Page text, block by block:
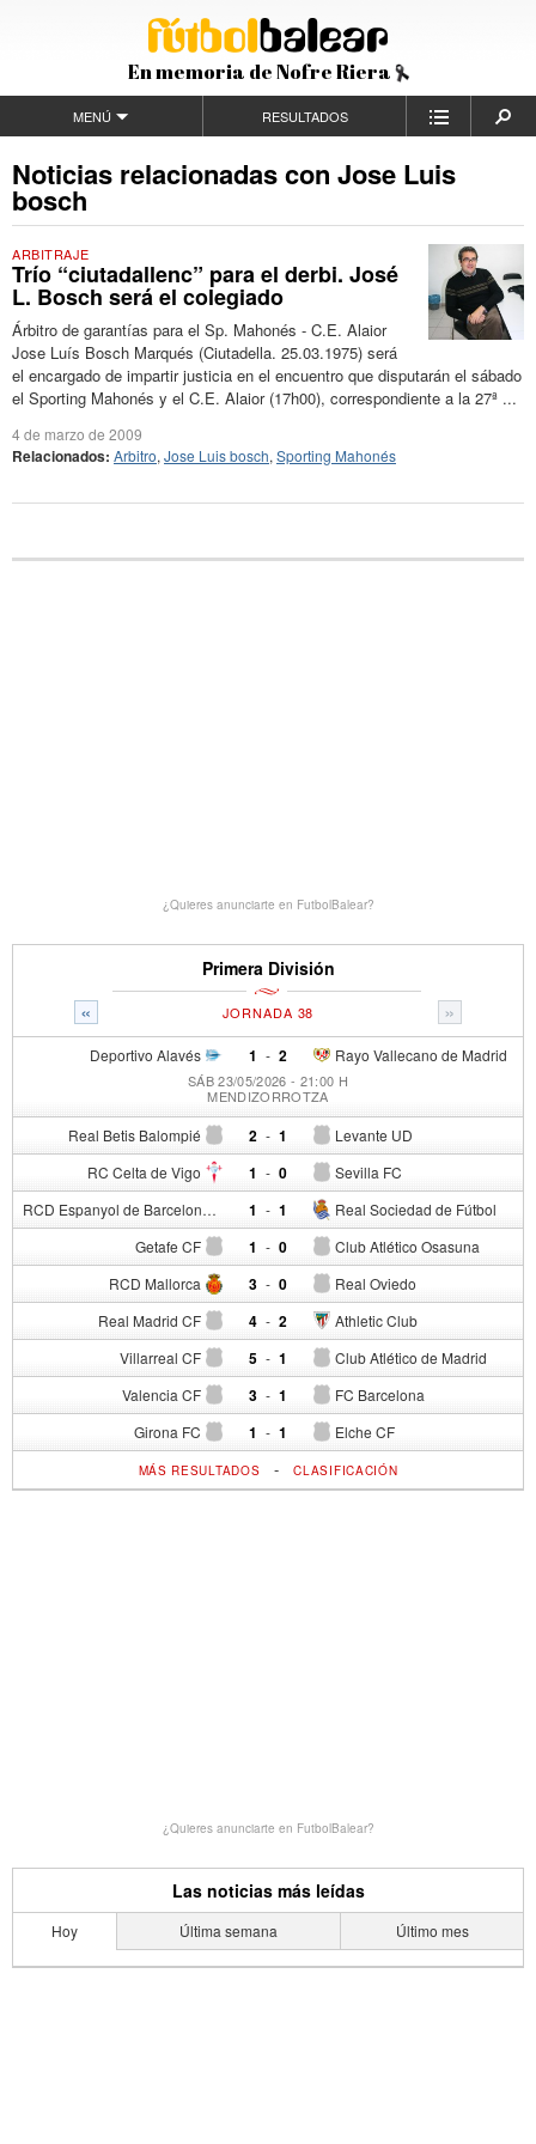
En memoria de Nofre Riera
MENÚ RESULTADOS
Noticias relacionadas con Jose Luis
bosch
ARBITRAJE
Trío “ciutadallenc” para el derbi. José
L. Bosch será el colegiado
Árbitro de garantías para el Sp. Mahonés - C.E. Alaior
Jose Luís Bosch Marqués (Ciutadella. 25.03.1975) será
el encargado de impartir justicia en el encuentro que disputarán el sábado
el Sporting Mahonés y el C.E. Alaior (17h00), correspondiente a la 27ª ...
4 de marzo de 2009
Relacionados: Arbitro, Jose Luis bosch, Sporting Mahonés
¿Quieres anunciarte en FutbolBalear?
Primera División
« »
JORNADA 38
Deportivo Alavés 1 - Rayo Vallecano de Madrid
2
SÁB 23/05/2026 - 21:00 H
MENDIZORROTZA
Real Betis Balompié 2 - Levante UD
1
RC Celta de Vigo 1 - Sevilla FC
0
RCD Espanyol de Barcelona 1 - Real Sociedad de Fútbol
1
Getafe CF 1 - Club Atlético Osasuna
0
RCD Mallorca 3 - Real Oviedo
0
Real Madrid CF 4 - Athletic Club
2
Villarreal CF 5 - Club Atlético de Madrid
1
Valencia CF 3 - FC Barcelona
1
Girona FC 1 - Elche CF
1
MÁS RESULTADOS -CLASIFICACIÓN
¿Quieres anunciarte en FutbolBalear?
Las noticias más leídas
Hoy Última semana Último mes